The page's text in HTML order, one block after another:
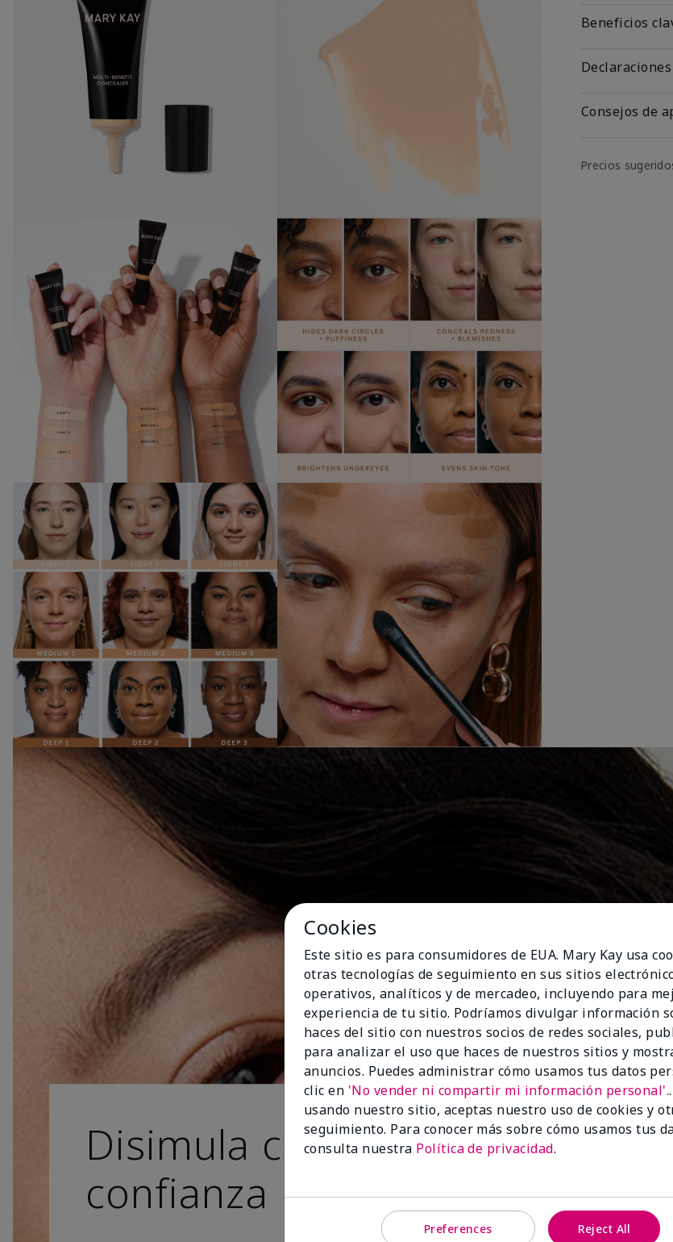
Beneficios
Consejos de
Precios
Disimula con
confianza
Cookies
Este sitio es para consumidores de EUA. Mary Kay usa
otras tecnologías de seguimiento en sus sitios
operativos, analíticos y de mercadeo, incluyendo para
experiencia de tu sitio. Podríamos divulgar información
haces del sitio con nuestros socios de redes sociales,
para analizar el uso que haces de nuestros sitios y
anuncios. Puedes administrar cómo usamos tus datos
clic en 'No vender ni compartir mi información personal'.
usando nuestro sitio, aceptas nuestro uso de cookies y
seguimiento. Para conocer más sobre cómo usamos tus
consulta nuestra Política de privacidad.
Preferences Reject All